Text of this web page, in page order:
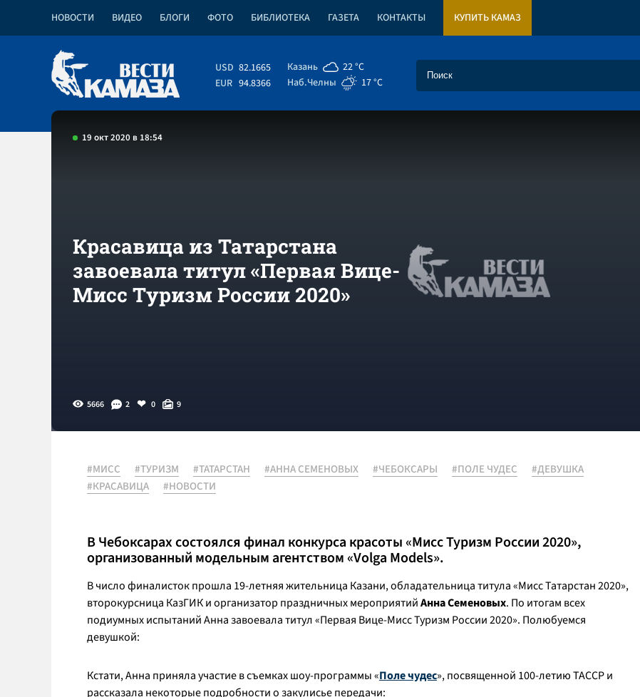
НОВОСТИ ВИДЕО БЛОГИ ФОТО БИБЛИОТЕКА ГАЗЕТА КОНТАКТЫ КУПИТЬ КАМАЗ
USD 82.1665
EUR 94.8366
Казань
22 °C
Наб.Челны
17 °C
19 окт 2020 в 18:54
Красавица из Татарстана
завоевала титул «Первая Вице-
Мисс Туризм России 2020»
5666 2 0 9
#МИСС #ТУРИЗМ #ТАТАРСТАН #АННА СЕМЕНОВЫХ #ЧЕБОКСАРЫ #ПОЛЕ ЧУДЕС
#ДЕВУШКА
#КРАСАВИЦА
#НОВОСТИ
В Чебоксарах состоялся финал конкурса красоты «Мисс Туризм России 2020»,
организованный модельным агентством «Volga Models».
В число финалисток прошла 19-летняя жительница Казани, обладательница титула «Мисс Татарстан 2020»,
второкурсница КазГИК и организатор праздничных мероприятийАнна Семеновых. По итогам всех
подиумных испытаний Анна завоевала титул «Первая Вице-Мисс Туризм России 2020». Полюбуемся
девушкой:
Кстати, Анна приняла участие в съемках шоу-программы «Поле чудес», посвященной 100-летию ТАССР и
рассказала некоторые подробности о закулисье передачи: